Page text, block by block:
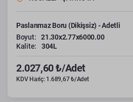
Paslanmaz Boru (Dikişsiz) - Adetli
Boyut:
21.30x2.77x6000.00
Kalite:
304L
2.027,60 ₺/Adet
KDV Hariç: 1.689,67 ₺/Adet